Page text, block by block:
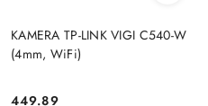
KAMERA TP-LINK VIGI C540-W
(4mm, WiFi)
449.89